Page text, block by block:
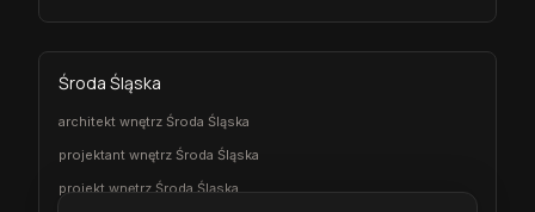
Środa Śląska
architekt wnętrz Środa Śląska
projektant wnętrz Środa Śląska
projekt wnętrz Środa Śląska